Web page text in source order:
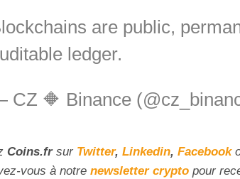
are public,
ledger.
CZ 🔶 Binance
Coins.fr sur Twitter, Linkedin, Facebook
vous à notre newsletter crypto pour